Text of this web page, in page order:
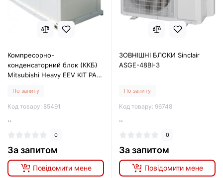
Компресорно-
конденсаторний блок (ККБ)
Mitsubishi Heavy EEV KIT PAC
По запиту
Код товару: 85491
..
0
За запитом
Повідомити мене
ЗОВНІШНІ БЛОКИ Sinclair
ASGE-48BI-3
По запиту
Код товару: 96748
..
0
За запитом
Повідомити мене